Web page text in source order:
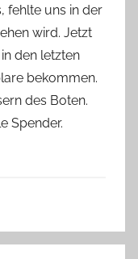
b
e
a
B
i
e
fehlte uns in der
wird. Jetzt
den letzten
bekommen.
des Boten.
Spender.